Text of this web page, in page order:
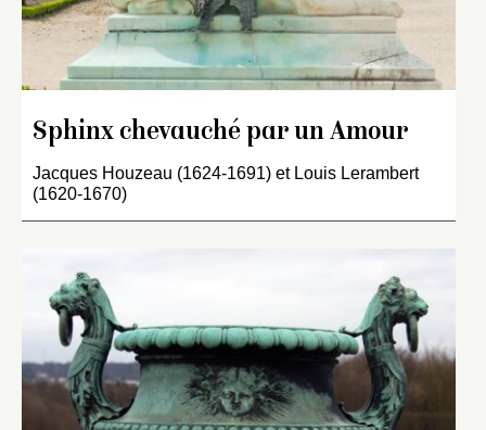
Sphinx chevauché par un Amour
Jacques Houzeau (1624-1691) et Louis Lerambert
(1620-1670)